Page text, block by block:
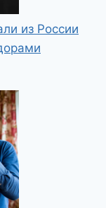
из России